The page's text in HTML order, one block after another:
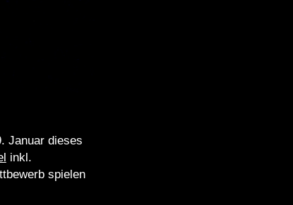
Januar dieses
inkl.
spielen